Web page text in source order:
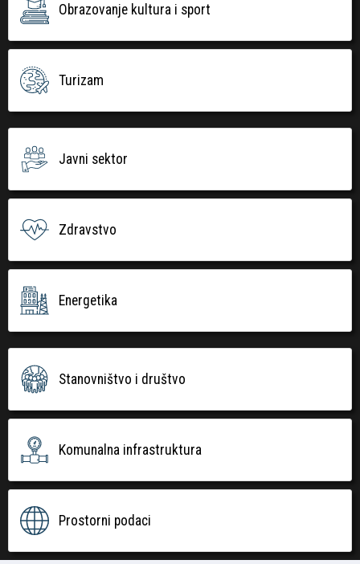
Obrazovanje kultura i sport
Turizam
Javni sektor
Zdravstvo
Energetika
Stanovništvo i društvo
Komunalna infrastruktura
Prostorni podaci